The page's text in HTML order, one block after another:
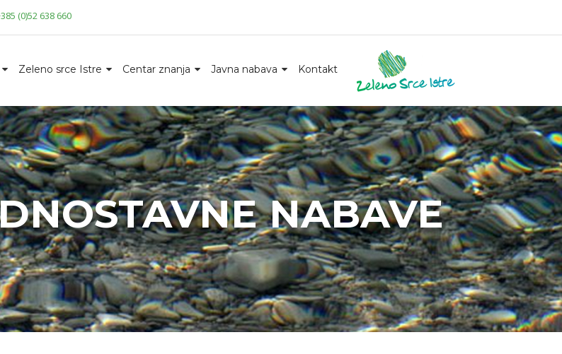
(0)52 638 660
Zeleno srce Istre Centar znanja Javna nabava Kontakt
NABAVE